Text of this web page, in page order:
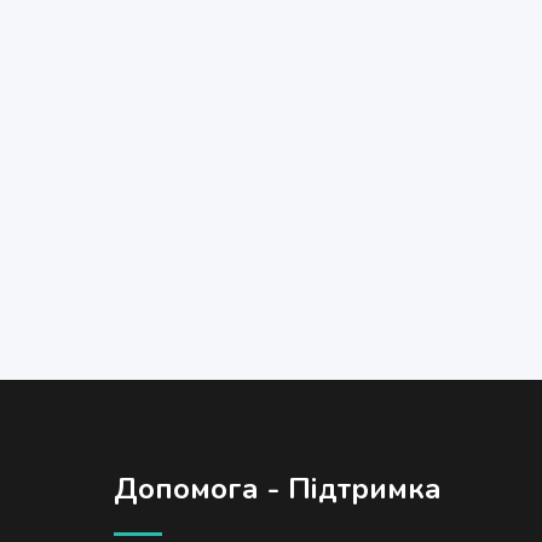
Допомога - Підтримка